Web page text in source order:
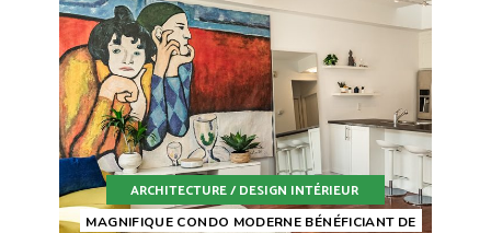
ARCHITECTURE / DESIGN INTÉRIEUR
MAGNIFIQUE CONDO MODERNE BÉNÉFICIANT DE